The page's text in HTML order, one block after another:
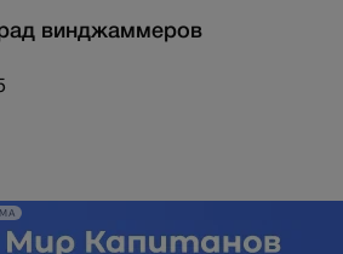
винджаммеров